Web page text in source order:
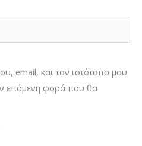
email, και τον ιστότοπο μου
επόμενη φορά που θα